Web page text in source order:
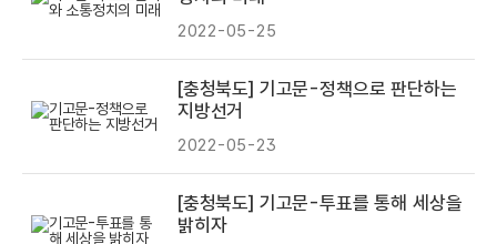
2022-05-25
[충청북도] 기고문-정책으로 판단하는
지방선거
2022-05-23
[충청북도] 기고문-투표를 통해 세상을
밝히자